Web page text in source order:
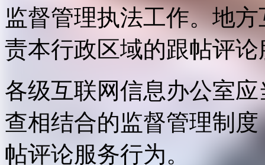
监督管理执法工作。地
责本行政区域的跟帖评
各级互联网信息办公室
查相结合的监督管理制
帖评论服务行为。